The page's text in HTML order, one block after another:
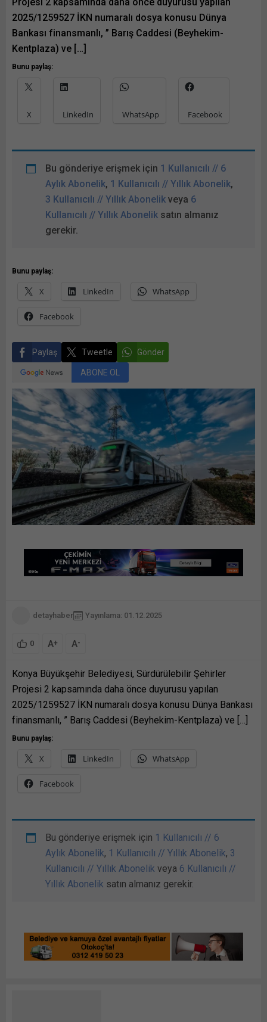
2025/1259527 İKN numaralı dosya konusu Dünya
Bankası finansmanlı, ” Barış Caddesi (Beyhekim-
Kentplaza) ve […]
Bunu paylaş:
X LinkedIn WhatsApp Facebook
Bu gönderiye erişmek için 1 Kullanıcılı // 6
Aylık Abonelik, 1 Kullanıcılı // Yıllık Abonelik,
3 Kullanıcılı // Yıllık Abonelik veya 6
Kullanıcılı // Yıllık Abonelik satın almanız
gerekir.
Bunu paylaş:
X LinkedIn WhatsApp
Facebook
Paylaş Tweetle Gönder
ABONE OL
detayhaber Yayınlama: 01.12.2025
0 A+ A-
Konya Büyükşehir Belediyesi, Sürdürülebilir Şehirler
Projesi 2 kapsamında daha önce duyurusu yapılan
2025/1259527 İKN numaralı dosya konusu Dünya Bankası
finansmanlı, ” Barış Caddesi (Beyhekim-Kentplaza) ve […]
Bunu paylaş:
X LinkedIn WhatsApp
Facebook
Bu gönderiye erişmek için 1 Kullanıcılı // 6
Aylık Abonelik, 1 Kullanıcılı // Yıllık Abonelik, 3
Kullanıcılı // Yıllık Abonelik veya 6 Kullanıcılı //
Yıllık Abonelik satın almanız gerekir.